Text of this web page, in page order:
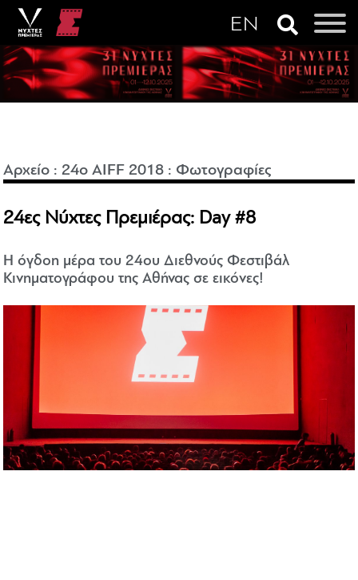
Αρχείο :24o AIFF 2018 : Φωτογραφίες
24ες Νύχτες Πρεμιέρας: Day #8
Η όγδοη μέρα του 24ου Διεθνούς Φεστιβάλ
Κινηματογράφου της Αθήνας σε εικόνες!